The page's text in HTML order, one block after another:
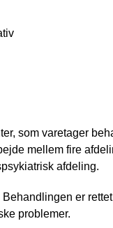
som varetager
mellem fire
afdeling.
er
problemer.